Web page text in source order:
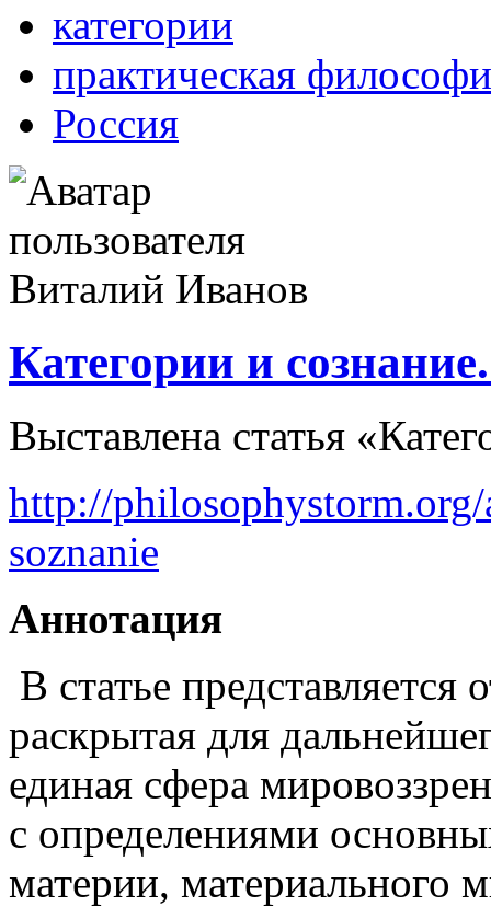
категории
практическая
Россия
Категории и
Выставлена статья
http://
soznanie
Аннотация
В статье представляется
раскрытая для
единая сфера
с определениями
материи, материального